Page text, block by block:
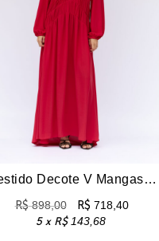
Vestido Decote V Mangas Longas Zoe – Vermelho
R$898,00 R$ 718,40
5 x R$143,68